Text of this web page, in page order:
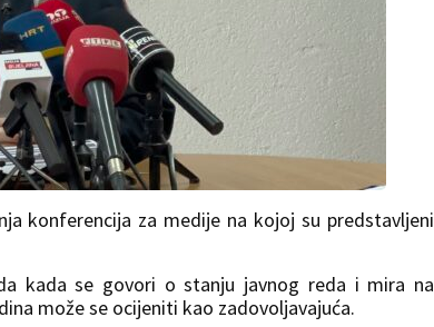
konferencija za medije na kojoj su predstavljeni
kada se govori o stanju javnog reda i mira na
može se ocijeniti kao zadovoljavajuća.